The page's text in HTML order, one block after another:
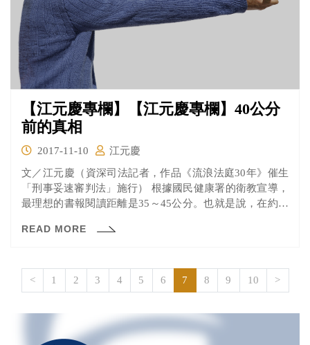
【江元慶專欄】【江元慶專欄】40公分
前的真相
2017-11-10
江元慶
文／江元慶（資深司法記者，作品《流浪法庭30年》催生
「刑事妥速審判法」施行） 根據國民健康署的衛教宣導，
最理想的書報閱讀距離是35～45公分。也就是說，在約莫
READ MORE
< 1 2 3 4 5 6 7 8 9 10 >